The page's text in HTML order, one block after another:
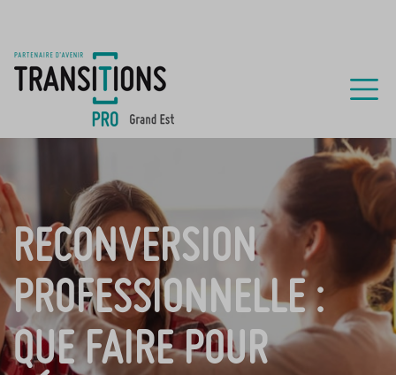
RECONVERSION
PROFESSIONNELLE :
QUE FAIRE POUR